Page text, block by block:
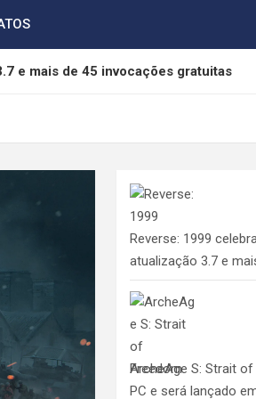
e mais de 45 invocações gratuitas
em 2027
pela 505 Games e Indolphinity
na proteção aos consumidores
Reverse: 1999
atualização 3.7 e
ArcheAge S: Strait
PC e será lançado